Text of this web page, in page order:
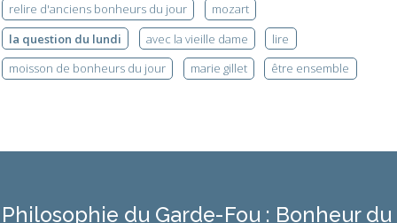
relire d'anciens bonheurs du jour
mozart
la question du lundi
avec la vieille dame
lire
moisson de bonheurs du jour
marie gillet être ensemble
Philosophie du Garde-Fou : Bonheur du